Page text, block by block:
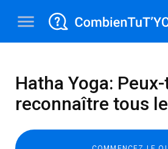
menu
Hatha Yoga:
reconnaître tous